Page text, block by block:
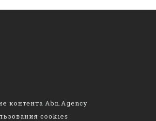
контента Abn.Agency
cookies